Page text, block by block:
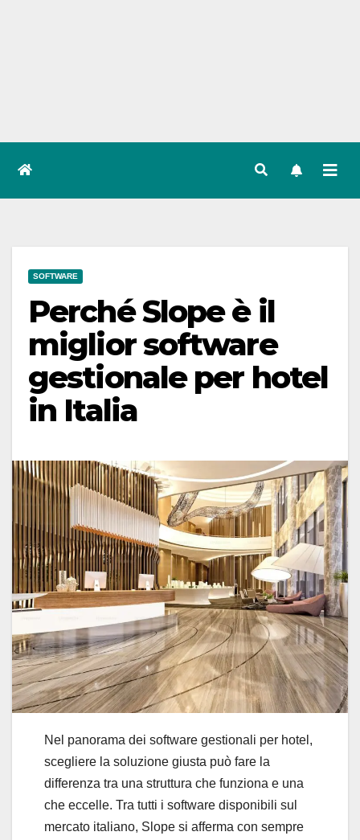
SOFTWARE
Perché Slope è il
miglior software
gestionale per hotel
in Italia
Nel panorama dei software gestionali per hotel,
scegliere la soluzione giusta può fare la
differenza tra una struttura che funziona e una
che eccelle. Tra tutti i software disponibili sul
mercato italiano, Slope si afferma con sempre